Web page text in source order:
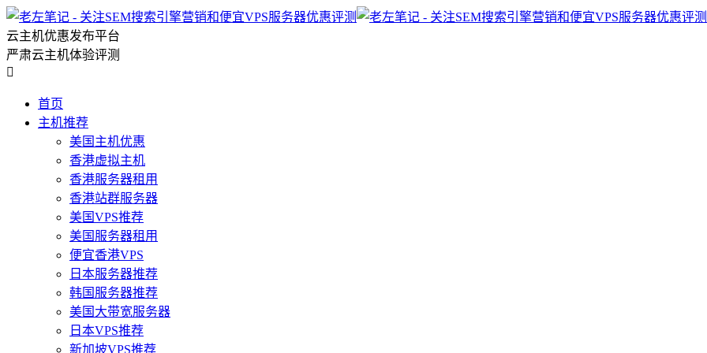
云主机优惠发布平台
严肃云主机体验评测

首页
主机推荐
美国主机优惠
香港虚拟主机
香港服务器租用
香港站群服务器
美国VPS推荐
美国服务器租用
便宜香港VPS
日本服务器推荐
韩国服务器推荐
美国大带宽服务器
日本VPS推荐
新加坡VPS推荐